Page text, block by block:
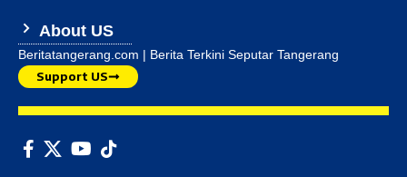
About US
Beritatangerang.com | Berita Terkini Seputar Tangerang
Support US